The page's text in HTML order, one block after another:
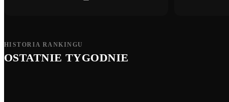
HISTORIA RANKINGU
OSTATNIE TYGODNIE